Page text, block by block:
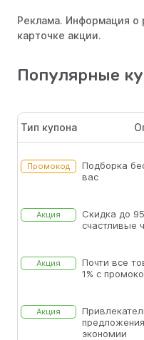
Реклама. Информация о
карточке акции.
Популярные
Тип купона
Промокод
Подборка
вас
Акция
Скидка до
счастливые
Акция
Почти все
1% с
Акция
экономии